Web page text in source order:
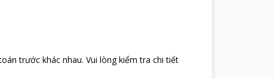
trước khác nhau. Vui lòng kiểm tra chi tiết